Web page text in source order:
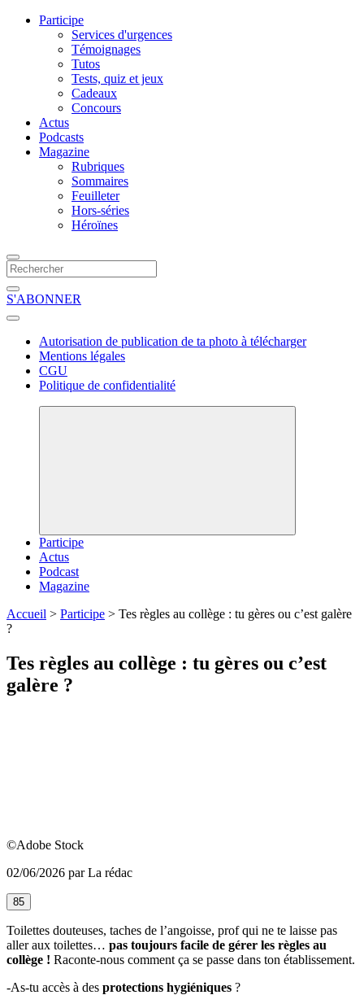
Participe
Services d'urgences
Témoignages
Tutos
Tests, quiz et jeux
Cadeaux
Concours
Actus
Podcasts
Magazine
Rubriques
Sommaires
Feuilleter
Hors-séries
Héroïnes
S'ABONNER
Autorisation de publication de ta photo à télécharger
Mentions légales
CGU
Politique de confidentialité
Participe
Actus
Podcast
Magazine
Accueil > Participe > Tes règles au collège : tu gères ou c’est galère
?
Tes règles au collège : tu gères ou c’est
galère ?
©Adobe Stock
02/06/2026 par La rédac
85
Toilettes douteuses, taches de l’angoisse, prof qui ne te laisse pas
aller aux toilettes… pas toujours facile de gérer les règles au
collège ! Raconte-nous comment ça se passe dans ton établissement.
-As-tu accès à des protections hygiéniques ?